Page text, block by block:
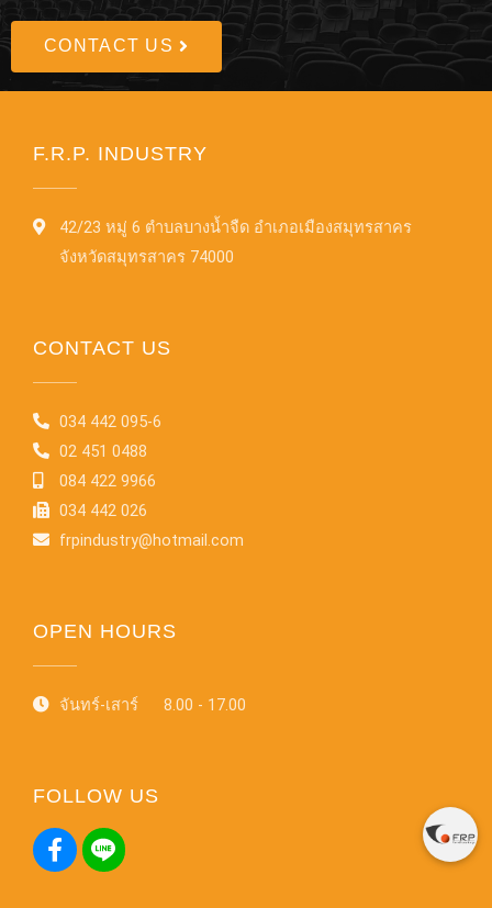
CONTACT US
F.R.P. INDUSTRY
42/23 หมู่ 6 ตำบลบางน้ำจืด อำเภอเมืองสมุทรสาคร
จังหวัดสมุทรสาคร 74000
CONTACT US
034 442 095-6
02 451 0488
084 422 9966
034 442 026
frpindustry@hotmail.com
OPEN HOURS
จันทร์-เสาร์ 8.00 - 17.00
FOLLOW US